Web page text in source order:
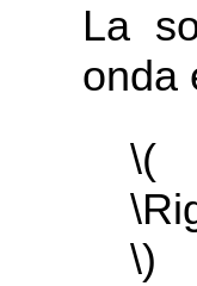
La
onda
\(
\)